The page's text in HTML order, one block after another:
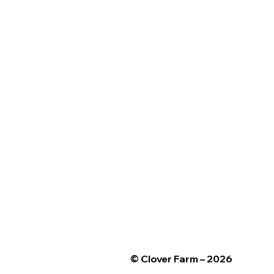
© Clover Farm – 2026